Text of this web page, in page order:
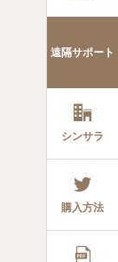
遠隔サポート
シンサラ
購入方法